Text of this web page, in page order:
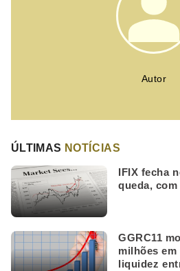
Autor
ÚLTIMAS NOTÍCIAS
IFIX fecha
queda, com
GGRC11
milhões em
liquidez